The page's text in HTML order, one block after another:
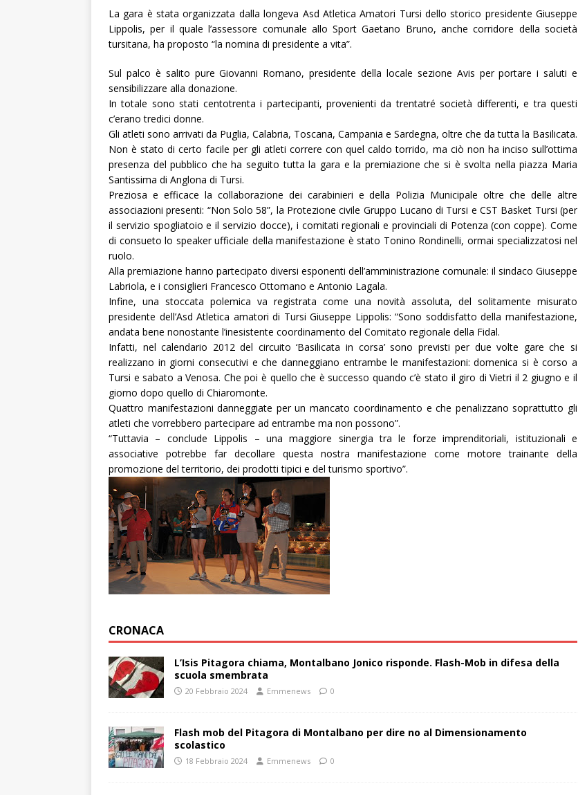
La gara è stata organizzata dalla longeva Asd Atletica Amatori Tursi dello storico presidente Giuseppe
Lippolis, per il quale l’assessore comunale allo Sport Gaetano Bruno, anche corridore della società
tursitana, ha proposto “la nomina di presidente a vita”.
Sul palco è salito pure Giovanni Romano, presidente della locale sezione Avis per portare i saluti e
sensibilizzare alla donazione.
In totale sono stati centotrenta i partecipanti, provenienti da trentatré società differenti, e tra questi
c’erano tredici donne.
Gli atleti sono arrivati da Puglia, Calabria, Toscana, Campania e Sardegna, oltre che da tutta la Basilicata.
Non è stato di certo facile per gli atleti correre con quel caldo torrido, ma ciò non ha inciso sull’ottima
presenza del pubblico che ha seguito tutta la gara e la premiazione che si è svolta nella piazza Maria
Santissima di Anglona di Tursi.
Preziosa e efficace la collaborazione dei carabinieri e della Polizia Municipale oltre che delle altre
associazioni presenti: “Non Solo 58”, la Protezione civile Gruppo Lucano di Tursi e CST Basket Tursi (per
il servizio spogliatoio e il servizio docce), i comitati regionali e provinciali di Potenza (con coppe). Come
di consueto lo speaker ufficiale della manifestazione è stato Tonino Rondinelli, ormai specializzatosi nel
ruolo.
Alla premiazione hanno partecipato diversi esponenti dell’amministrazione comunale: il sindaco Giuseppe
Labriola, e i consiglieri Francesco Ottomano e Antonio Lagala.
Infine, una stoccata polemica va registrata come una novità assoluta, del solitamente misurato
presidente dell’Asd Atletica amatori di Tursi Giuseppe Lippolis: “Sono soddisfatto della manifestazione,
andata bene nonostante l’inesistente coordinamento del Comitato regionale della Fidal.
Infatti, nel calendario 2012 del circuito ‘Basilicata in corsa’ sono previsti per due volte gare che si
realizzano in giorni consecutivi e che danneggiano entrambe le manifestazioni: domenica si è corso a
Tursi e sabato a Venosa. Che poi è quello che è successo quando c’è stato il giro di Vietri il 2 giugno e il
giorno dopo quello di Chiaromonte.
Quattro manifestazioni danneggiate per un mancato coordinamento e che penalizzano soprattutto gli
atleti che vorrebbero partecipare ad entrambe ma non possono”.
“Tuttavia – conclude Lippolis – una maggiore sinergia tra le forze imprenditoriali, istituzionali e
associative potrebbe far decollare questa nostra manifestazione come motore trainante della
promozione del territorio, dei prodotti tipici e del turismo sportivo”.
CRONACA
L’Isis Pitagora chiama, Montalbano Jonico risponde. Flash-Mob in difesa della
scuola smembrata
20 Febbraio 2024 Emmenews 0
Flash mob del Pitagora di Montalbano per dire no al Dimensionamento
scolastico
18 Febbraio 2024 Emmenews 0